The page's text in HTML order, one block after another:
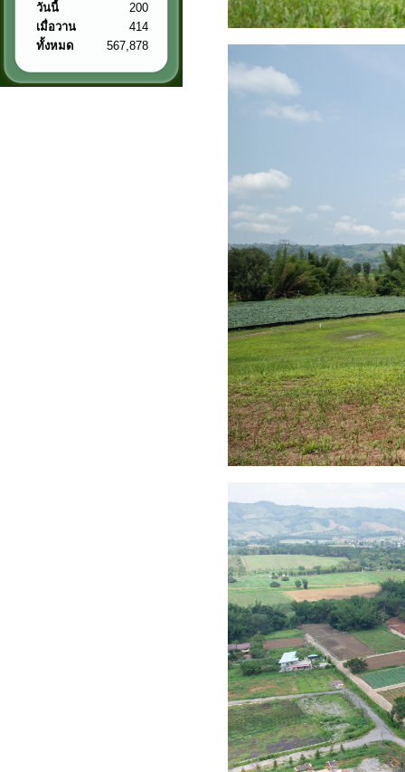
วันนี้
200
เมื่อวาน
414
ทั้งหมด
567,878